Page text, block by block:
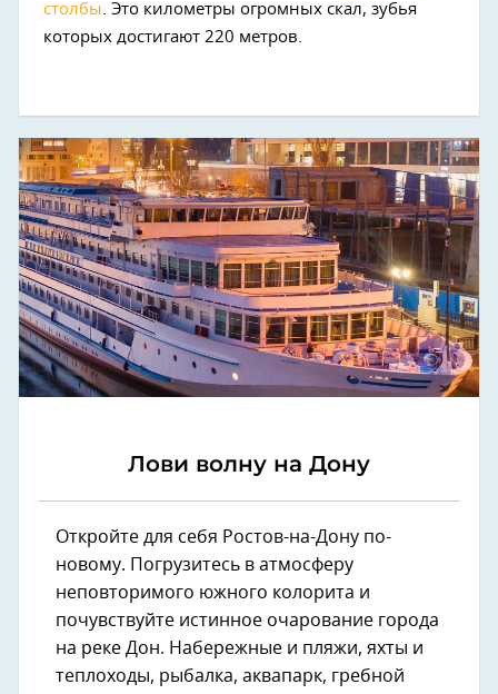
столбы. Это километры огромных скал, зубья
которых достигают 220 метров.
Лови волну на Дону
Откройте для себя Ростов-на-Дону по-
новому. Погрузитесь в атмосферу
неповторимого южного колорита и
почувствуйте истинное очарование города
на реке Дон. Набережные и пляжи, яхты и
теплоходы, рыбалка, аквапарк, гребной